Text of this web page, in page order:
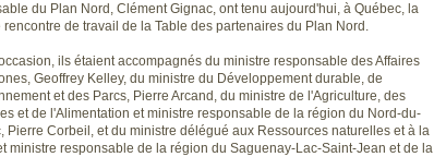
du Plan Nord, Clément Gignac, ont tenu aujourd'hui, à Québec, la
rencontre de travail de la Table des partenaires du Plan Nord.
ils étaient accompagnés du ministre responsable des Affaires
Geoffrey Kelley, du ministre du Développement durable, de
et des Parcs, Pierre Arcand, du ministre de l'Agriculture, des
et de l'Alimentation et ministre responsable de la région du Nord-du-
Pierre Corbeil, et du ministre délégué aux Ressources naturelles et à la
ministre responsable de la région du Saguenay-Lac-Saint-Jean et de la